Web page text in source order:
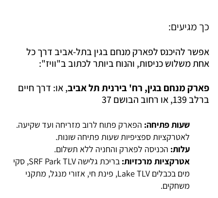
כך מגיעים:
אפשר להיכנס לפארק מנחם בגין בתל-אביב דרך כל
אחת משלוש כניסות, והנוח ביותר לכתוב ב"וויז":
פארק מנחם בגין, רח' בירנית תל אביב, או: דרך חיים
ברלב 139, או רחוב הבושם 37
שעות פתיחה: הפארק פתוח לרוב מזריחה ועד שקיעה.
לאטרקציות ספציפיות שעות פתיחה שונות.
עלות: הכניסה לפארק והחניה ללא תשלום.
אטרקציות מרכזיות:
בריכת גלישה SRF Park TLV, סקי
מים בכבלים Lake TLV, פינת חי, אזורי מנגל, מתקני
משחקים.